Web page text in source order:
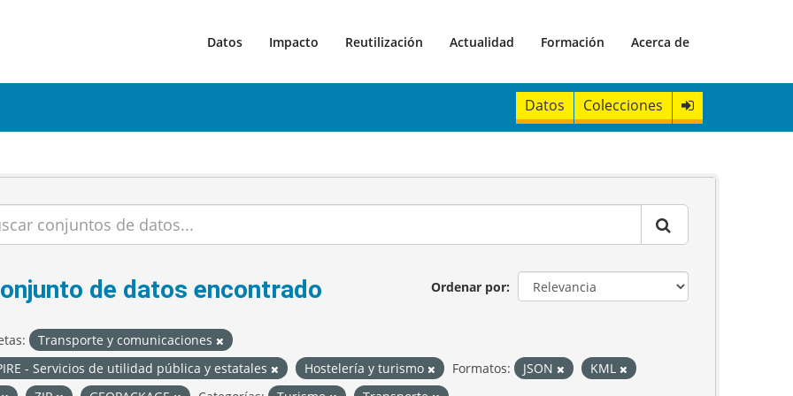
Datos Impacto Reutilización Actualidad Formación Acerca de
Datos Colecciones
Ordenar por
de datos encontrado
Transporte y comunicaciones
- Servicios de utilidad pública y estatales
Hostelería y turismo Formatos: JSON
KML